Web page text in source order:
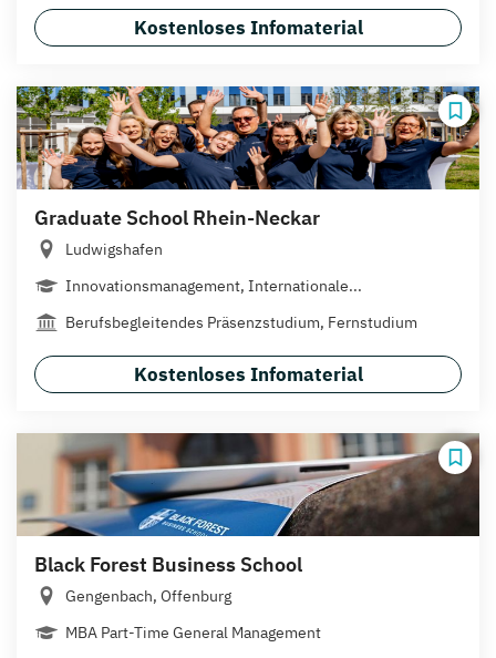
Kostenloses Infomaterial
Graduate School Rhein-Neckar
Ludwigshafen
Innovationsmanagement, Internationale...
Berufsbegleitendes Präsenzstudium, Fernstudium
Kostenloses Infomaterial
Black Forest Business School
Gengenbach, Offenburg
MBA Part-Time General Management